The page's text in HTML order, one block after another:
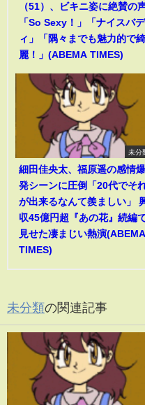
（51）、ビキニ姿に絶賛の
「So Sexy！」「ナイスバデ
ィ」「隅々までも魅力的で綺
麗！」(ABEMA TIMES)
未分
細田佳央太、福原遥の感情爆
発シーンに圧倒「20代でそ
が出来るなんて羨ましい」
収45億円超『あの花』続編
見せた凄まじい熱演(ABEMA
TIMES)
未分類の関連記事